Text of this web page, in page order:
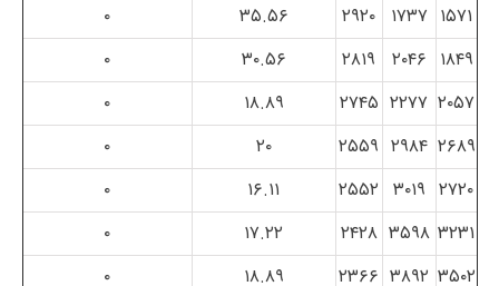
۱۵۷۱ ۱۷۳۷ ۲۹۲۰ ۳۵.۵۶
۰
۱۸۴۹ ۲۰۴۶ ۲۸۱۹ ۳۰.۵۶
۰
۲۰۵۷ ۲۲۷۷ ۲۷۴۵ ۱۸.۸۹
۰
۲۶۸۹ ۲۹۸۴ ۲۵۵۹ ۲۰
۰
۲۷۲۰ ۳۰۱۹ ۲۵۵۲ ۱۶.۱۱
۰
۳۲۳۱ ۳۵۹۸ ۲۴۲۸ ۱۷.۲۲
۰
۳۵۰۲ ۳۸۹۲ ۲۳۶۶ ۱۸.۸۹
۰